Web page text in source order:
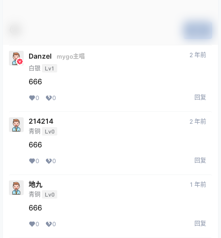
Danzel
mygo主唱
白银
Lv1
2 年前
666
0 0 回复
214214
青铜 Lv0
2 年前
666
0 0 回复
地九
青铜 Lv0
1 年前
666
0 0 回复